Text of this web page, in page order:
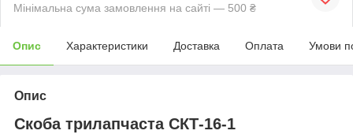
Мінімальна сума замовлення на сайті — 500 ₴
Опис Характеристики Доставка Оплата Умови
Опис
Скоба трилапчаста СКТ-16-1